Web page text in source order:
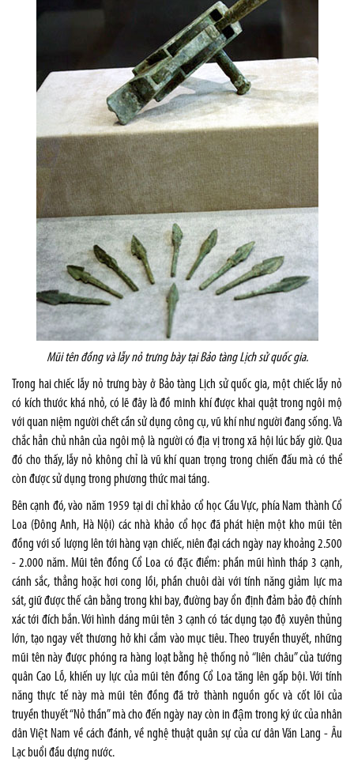
Mũi tên đồng và lẫy nỏ trưng bày tại Bảo tàng Lịch sử quốc gia.
Trong hai chiếc lẫy nỏ trưng bày ở Bảo tàng Lịch sử quốc gia, một chiếc lẫy nỏ
có kích thước khá nhỏ, có lẽ đây là đồ minh khí được khai quật trong ngôi mộ
với quan niệm người chết cần sử dụng công cụ, vũ khí như người đang sống. Và
chắc hẳn chủ nhân của ngôi mộ là người có địa vị trong xã hội lúc bấy giờ. Qua
đó cho thấy, lẫy nỏ không chỉ là vũ khí quan trọng trong chiến đấu mà có thể
còn được sử dụng trong phương thức mai táng.
Bên cạnh đó, vào năm 1959 tại di chỉ khảo cổ học Cầu Vực, phía Nam thành Cổ
Loa (Đông Anh, Hà Nội) các nhà khảo cổ học đã phát hiện một kho mũi tên
đồng với số lượng lên tới hàng vạn chiếc, niên đại cách ngày nay khoảng 2.500
- 2.000 năm. Mũi tên đồng Cổ Loa có đặc điểm: phần mũi hình tháp 3 cạnh,
cánh sắc, thẳng hoặc hơi cong lồi, phần chuôi dài với tính năng giảm lực ma
sát, giữ được thế cân bằng trong khi bay, đường bay ổn định đảm bảo độ chính
xác tới đích bắn. Với hình dáng mũi tên 3 cạnh có tác dụng tạo độ xuyên thủng
lớn, tạo ngay vết thương hở khi cắm vào mục tiêu. Theo truyền thuyết, những
mũi tên này được phóng ra hàng loạt bằng hệ thống nỏ “liên châu” của tướng
quân Cao Lỗ, khiến uy lực của mũi tên đồng Cổ Loa tăng lên gấp bội. Với tính
năng thực tế này mà mũi tên đồng đã trở thành nguồn gốc và cốt lõi của
truyền thuyết “Nỏ thần” mà cho đến ngày nay còn in đậm trong ký ức của nhân
dân Việt Nam về cách đánh, về nghệ thuật quân sự của cư dân Văn Lang - Âu
Lạc buổi đầu dựng nước.